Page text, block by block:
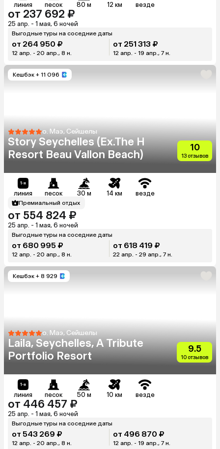
линия песок 80 м 12 км везде
от 237 692 ₽
25 апр. - 1 мая, 6 ночей
Выгодные туры на соседние даты
от 264 950 ₽
12 апр. - 20 апр., 8 н.
от 251 313 ₽
12 апр. - 19 апр., 7 н.
Кешбэк + 11 096
о. Маэ, Сейшелы
Story Seychelles (Ex.The H
Resort Beau Vallon Beach)
10
13 отзывов
линия песок 30 м 14 км везде
Премиальный отдых
от 554 824 ₽
25 апр. - 1 мая, 6 ночей
Выгодные туры на соседние даты
от 680 995 ₽
12 апр. - 20 апр., 8 н.
от 618 419 ₽
22 апр. - 29 апр., 7 н.
Кешбэк + 8 929
о. Маэ, Сейшелы
Laila, Seychelles, A Tribute
Portfolio Resort
9.5
10 отзывов
линия песок 50 м 10 км везде
от 446 457 ₽
25 апр. - 1 мая, 6 ночей
Выгодные туры на соседние даты
от 543 269 ₽
12 апр. - 20 апр., 8 н.
от 496 870 ₽
12 апр. - 19 апр., 7 н.